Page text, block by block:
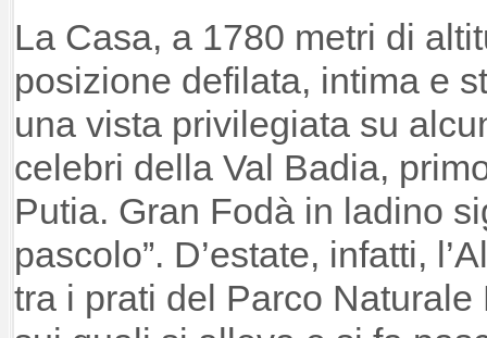
La Casa, a 1780 metri di
posizione defilata, intima e
una vista privilegiata su
celebri della Val Badia,
Putia. Gran Fodà in ladino
pascolo”. D’estate, infatti,
tra i prati del Parco